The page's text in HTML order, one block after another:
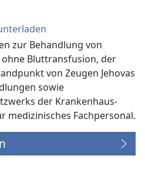
zur Behandlung von
Bluttransfusion, der
von Zeugen Jehovas
sowie
der Krankenhaus-
medizinisches Fachpersonal.